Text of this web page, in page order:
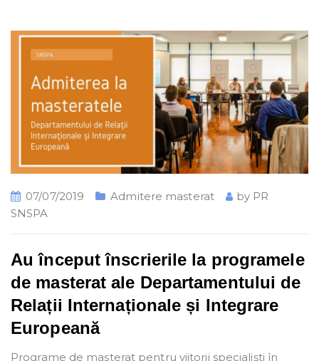
07/07/2019 Admitere masterat by PR
SNSPA
Au început înscrierile la programele
de masterat ale Departamentului de
Relații Internaționale și Integrare
Europeană
Programe de masterat pentru viitorii specialişti în